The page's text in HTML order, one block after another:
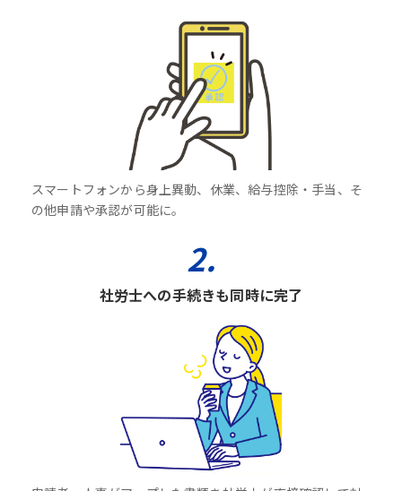
スマートフォンから身上異動、休業、給与控除・手当、そ
の他申請や承認が可能に。
2.
社労士への手続きも同時に完了